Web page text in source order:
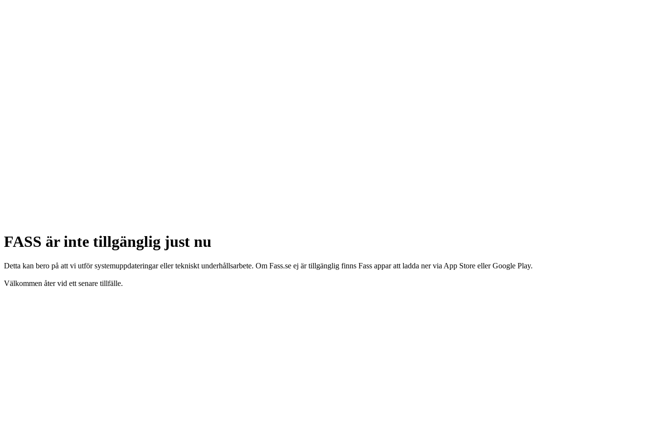
FASS är inte tillgänglig just nu
Detta kan bero på att vi utför systemuppdateringar eller tekniskt underhållsarbete. Om Fass.se ej är tillgänglig finns Fass appar att ladda ner via App Store eller Google Play.
Välkommen åter vid ett senare tillfälle.